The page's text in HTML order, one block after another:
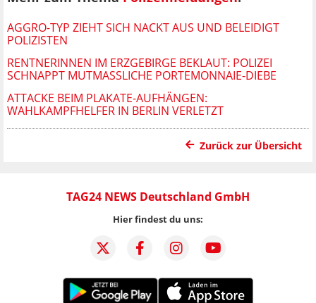
AGGRO-TYP ZIEHT SICH NACKT AUS UND BELEIDIGT
POLIZISTEN
RENTNERINNEN IM ERZGEBIRGE BEKLAUT: POLIZEI
SCHNAPPT MUTMASSLICHE PORTEMONNAIE-DIEBE
ATTACKE BEIM PLAKATE-AUFHÄNGEN:
WAHLKAMPFHELFER IN BERLIN VERLETZT
Zurück zur Übersicht
TAG24 NEWS Deutschland GmbH
Hier findest du uns: